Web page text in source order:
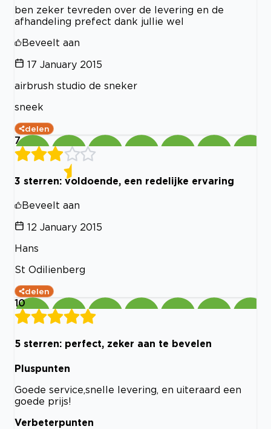
ben zeker tevreden over de levering en de
afhandeling prefect dank jullie wel
Beveelt aan
17 January 2015
airbrush studio de sneker
sneek
delen
7
3 sterren: voldoende, een redelijke ervaring
Beveelt aan
12 January 2015
Hans
St Odilienberg
delen
10
5 sterren: perfect, zeker aan te bevelen
Pluspunten
Goede service,snelle levering, en uiteraard een
goede prijs!
Verbeterpunten